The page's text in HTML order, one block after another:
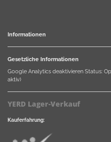
Informationen
Gesetzliche Informationen
Google Analytics deaktivieren Status:
aktiv)
YERD Lager-Verkauf
Kauferfahrung: